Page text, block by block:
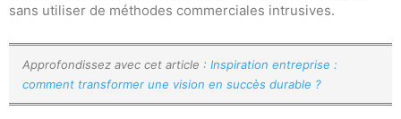
sans utiliser de méthodes commerciales intrusives.
Approfondissez avec cet article : Inspiration entreprise :
comment transformer une vision en succès durable ?